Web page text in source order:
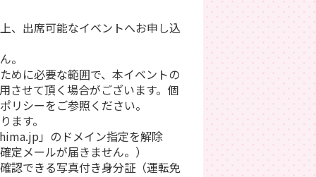
、出席可能なイベントへお申し込
。
めに必要な範囲で、本イベントの
させて頂く場合がございます。個
リシーをご参照ください。
す。
」のドメイン指定を解除
メールが届きません。）
認できる写真付き身分証（運転免